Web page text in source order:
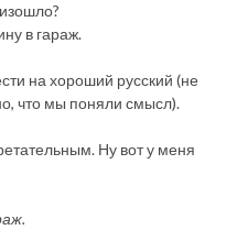
в гараж.
на хороший русский (не
что мы поняли смысл).
Ну вот у меня